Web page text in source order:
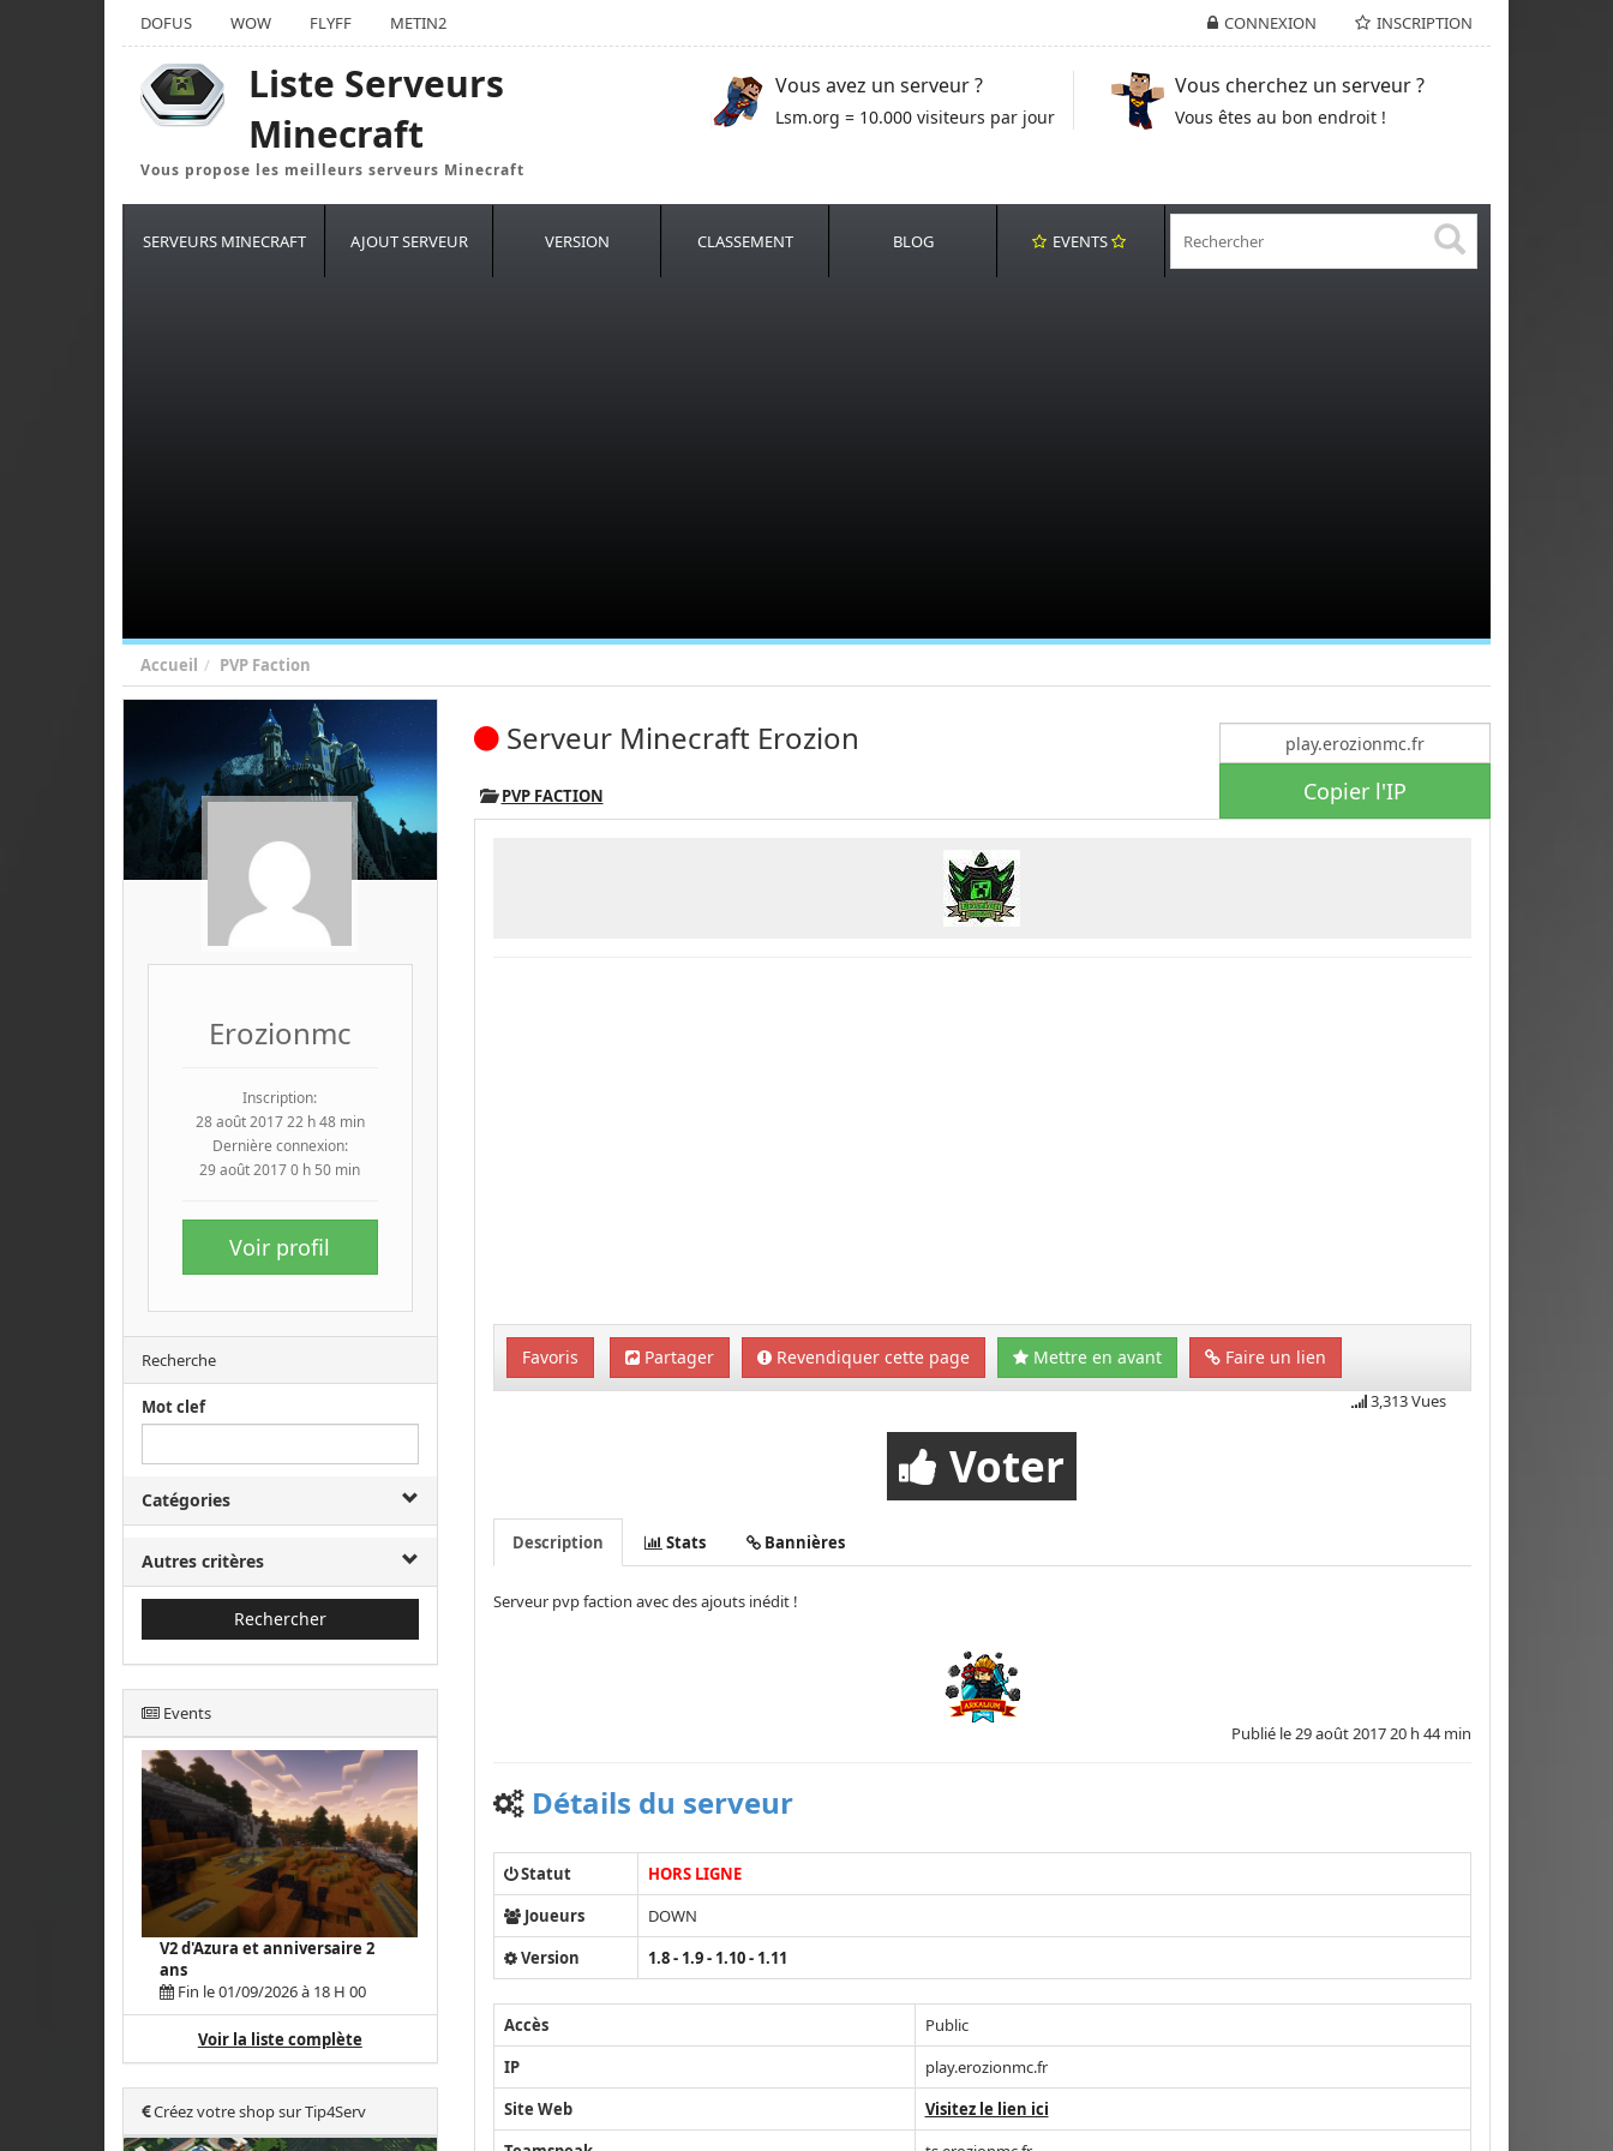
CONNEXION INSCRIPTION
DOFUS WOW FLYFF METIN2
Liste Serveurs
Minecraft
Vous propose les meilleurs serveurs Minecraft
Vous avez un serveur ?
Lsm.org = 10.000 visiteurs par jour
Vous cherchez un serveur ?
Vous êtes au bon endroit !
SERVEURS MINECRAFT AJOUT SERVEUR VERSION CLASSEMENT BLOG EVENTS
Accueil PVP Faction
Erozionmc
Inscription:
28 août 2017 22 h 48 min
Dernière connexion:
29 août 2017 0 h 50 min
Voir profil
Recherche
Mot clef
Catégories
Autres critères
Rechercher
Events
V2 d'Azura et anniversaire 2
ans
Fin le 01/09/2026 à 18 H 00
Voir la liste complète
Créez votre shop sur Tip4Serv
Copier l'IP
Serveur Minecraft Erozion
PVP FACTION
Favoris Partager Revendiquer cette page Mettre en avant Faire un lien
3,313 Vues
Voter
Description Stats Bannières
Serveur pvp faction avec des ajouts inédit !
Publié le29 août 2017 20 h 44 min
Détails du serveur
Statut
HORS LIGNE
Joueurs
DOWN
Version
1.8 - 1.9 - 1.10 - 1.11
Accès
Public
IP
play.erozionmc.fr
Site Web
Visitez le lien ici